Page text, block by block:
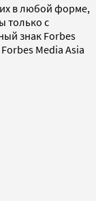
в любой форме,
только с
знак Forbes
Media Asia